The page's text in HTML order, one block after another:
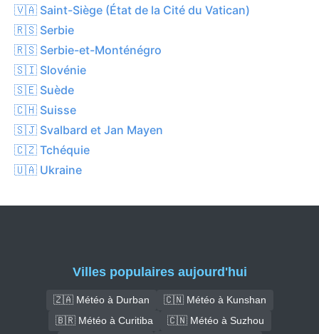
🇻🇦 Saint-Siège (État de la Cité du Vatican)
🇷🇸 Serbie
🇷🇸 Serbie-et-Monténégro
🇸🇮 Slovénie
🇸🇪 Suède
🇨🇭 Suisse
🇸🇯 Svalbard et Jan Mayen
🇨🇿 Tchéquie
🇺🇦 Ukraine
Villes populaires aujourd'hui
🇿🇦 Météo à Durban
🇨🇳 Météo à Kunshan
🇧🇷 Météo à Curitiba
🇨🇳 Météo à Suzhou